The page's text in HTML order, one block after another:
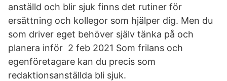
anställd och blir sjuk finns det rutiner för
ersättning och kollegor som hjälper dig. Men du
som driver eget behöver själv tänka på och
planera inför 2 feb 2021 Som frilans och
egenföretagare kan du precis som
redaktionsanställda bli sjuk.